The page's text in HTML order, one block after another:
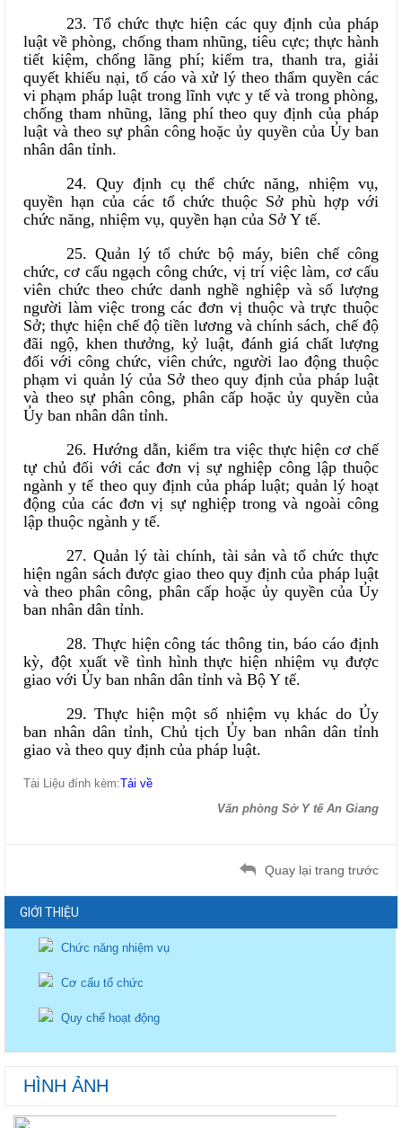
23. Tổ chức thực hiện các quy định của pháp
luật về phòng, chống tham nhũng, tiêu cực; thực hành
tiết kiệm, chống lãng phí; kiểm tra, thanh tra, giải
quyết khiếu nại, tố cáo và xử lý theo thẩm quyền các
vi phạm pháp luật trong lĩnh vực y tế và trong phòng,
chống tham nhũng, lãng phí theo quy định của pháp
luật và theo sự phân công hoặc ủy quyền của Ủy ban
nhân dân tỉnh.
24. Quy định cụ thể chức năng, nhiệm vụ,
quyền hạn của các tổ chức thuộc Sở phù hợp với
chức năng, nhiệm vụ, quyền hạn của Sở Y tế.
25. Quản lý tổ chức bộ máy, biên chế công
chức, cơ cấu ngạch công chức, vị trí việc làm, cơ cấu
viên chức theo chức danh nghề nghiệp và số lượng
người làm việc trong các đơn vị thuộc và trực thuộc
Sở; thực hiện chế độ tiền lương và chính sách, chế độ
đãi ngộ, khen thưởng, kỷ luật, đánh giá chất lượng
đối với công chức, viên chức, người lao động thuộc
phạm vi quản lý của Sở theo quy định của pháp luật
và theo sự phân công, phân cấp hoặc ủy quyền của
Ủy ban nhân dân tỉnh.
26. Hướng dẫn, kiểm tra việc thực hiện cơ chế
tự chủ đối với các đơn vị sự nghiệp công lập thuộc
ngành y tế theo quy định của pháp luật; quản lý hoạt
động của các đơn vị sự nghiệp trong và ngoài công
lập thuộc ngành y tế.
27. Quản lý tài chính, tài sản và tổ chức thực
hiện ngân sách được giao theo quy định của pháp luật
và theo phân công, phân cấp hoặc ủy quyền của Ủy
ban nhân dân tỉnh.
28. Thực hiện công tác thông tin, báo cáo định
kỳ, đột xuất về tình hình thực hiện nhiệm vụ được
giao với Ủy ban nhân dân tỉnh và Bộ Y tế.
29. Thực hiện một số nhiệm vụ khác do Ủy
ban nhân dân tỉnh, Chủ tịch Ủy ban nhân dân tỉnh
giao và theo quy định của pháp luật.
Tài Liệu đính kèm:Tải về
Văn phòng Sở Y tế An Giang
Quay lại trang trước
GIỚI THIỆU
Chức năng nhiệm vụ
Cơ cấu tổ chức
Quy chế hoạt động
HÌNH ẢNH